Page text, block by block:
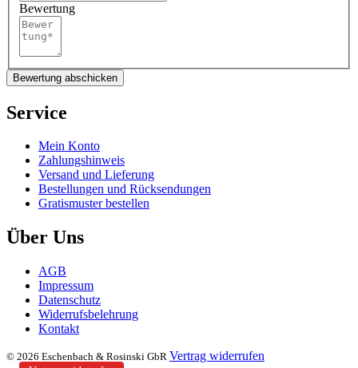
Bewertung
Bewertung abschicken
Service
Mein Konto
Zahlungshinweis
Versand und Lieferung
Bestellungen und Rücksendungen
Gratismuster bestellen
Über Uns
AGB
Impressum
Datenschutz
Widerrufsbelehrung
Kontakt
© 2026 Eschenbach & Rosinski GbR Vertrag widerrufen